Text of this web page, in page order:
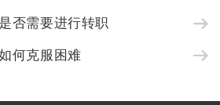
否需要进行转职
何克服困难